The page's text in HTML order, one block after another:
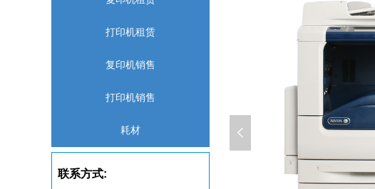
打印机租赁
复印机销售
打印机销售
耗材
联系方式:
넳